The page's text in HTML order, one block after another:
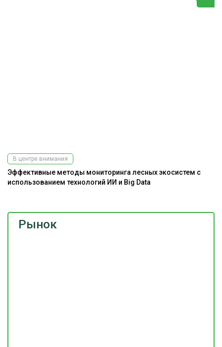
Рынок
В центре внимания
Эффективные методы мониторинга лесных экосистем с
использованием технологий ИИ и Big Data